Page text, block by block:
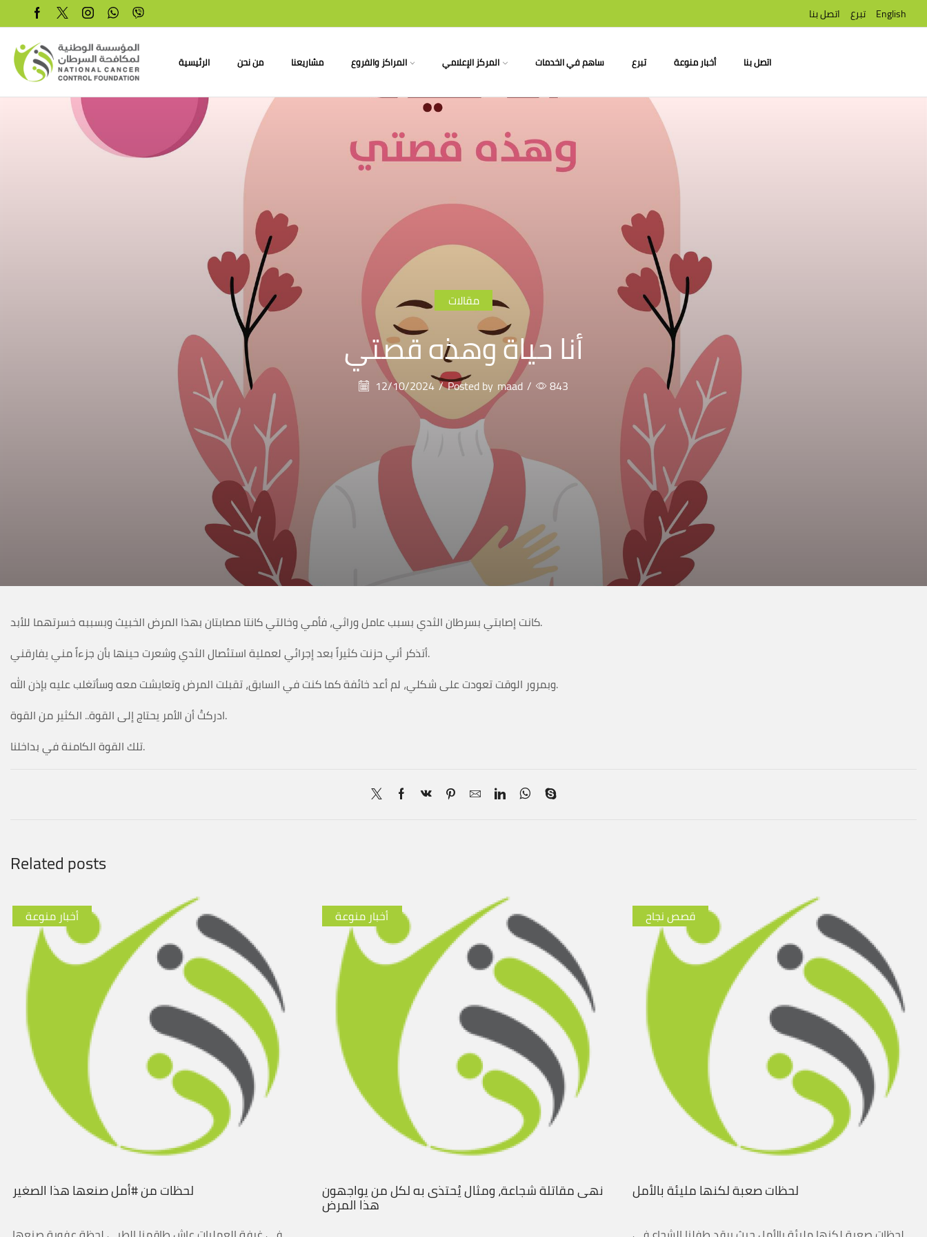
اتصل بنا تبرع English
الرئيسية من نحن مشاريعنا المراكز والفروع المركز الإعلامي ساهم في الخدمات تبرع أخبار منوعة اتصل بنا
مقالات
أنا حياة وهذه قصتي
12/10/2024 / Posted by maad / 843
كانت إصابتي بسرطان الثدي بسبب عامل وراثي، فأمي وخالتي كانتا مصابتان بهذا المرض الخبيث وبسببه خسرتهما للأبد.
أتذكر أني حزنت كثيراً بعد إجرائي لعملية استئصال الثدي وشعرت حينها بأن جزءاً مني يفارقني.
وبمرور الوقت تعودت على شكلي، لم أعد خائفة كما كنت في السابق، تقبلت المرض وتعايشت معه وسأتغلب عليه بإذن الله.
ادركتُ أن الأمر يحتاج إلى القوة.. الكثير من القوة.
تلك القوة الكامنة في بداخلنا.
Related posts
أخبار منوعة
لحظات من #أمل صنعها هذا الصغير
أخبار منوعة
نهى مقاتلة شجاعة، ومثال يُحتذى به لكل من يواجهون
هذا المرض
قصص نجاح
لحظات صعبة لكنها مليئة بالأمل